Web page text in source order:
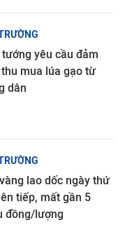
yêu cầu đảm
thu mua lúa gạo từ
dân
lao dốc ngày thứ
tiếp, mất gần 5
đồng/lượng